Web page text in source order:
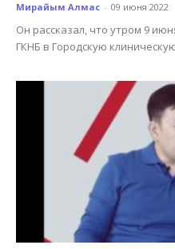
Мирайым Алмас - 09 июня 2022
Он рассказал, что утром 9
ГКНБ в Городскую